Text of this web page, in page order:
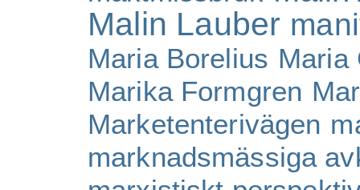
Malin Lauber
Maria Borelius Maria
Marika Formgren
Marketenterivägen
marknadsmässiga